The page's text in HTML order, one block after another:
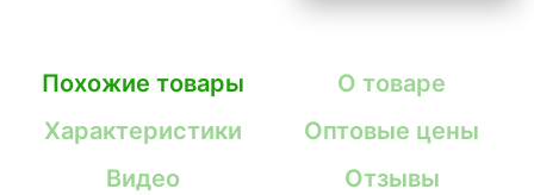
Похожие товары
О товаре
Характеристики
Оптовые цены
Видео
Отзывы